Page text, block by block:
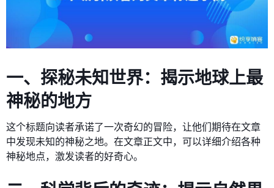
一、探秘未知世界：揭示地球上最
神秘的地方
这个标题向读者承诺了一次奇幻的冒险，让他们期待在文章
中发现未知的神秘之地。在文章正文中，可以详细介绍各种
神秘地点，激发读者的好奇心。